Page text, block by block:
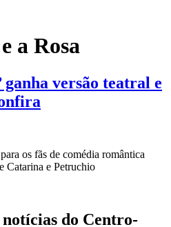
a Rosa
ganha versão teatral e
os fãs de comédia romântica
Catarina e Petruchio
do Centro-